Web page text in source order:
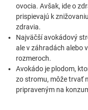
ovocia. Avšak, ide o
prispievajú k
zdravia.
Najväčší avokádový
ale v záhradách alebo
rozmeroch.
Avokádo je plodom,
zo stromu, môže trvať
pripraveným na